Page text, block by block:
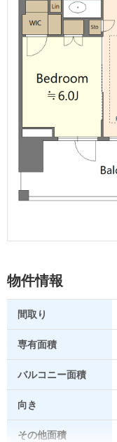
物件情報
間取り
専有面積
バルコニー面積
向き
その他面積